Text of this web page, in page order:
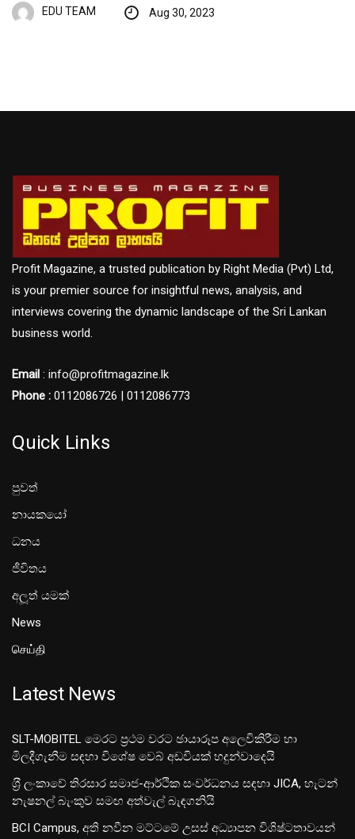
EDU TEAM Aug 30, 2023
Profit Magazine, a trusted publication by Right Media (Pvt) Ltd,
is your premier source for insightful news, analysis, and
interviews covering the dynamic landscape of the Sri Lankan
business world.
Email : info@profitmagazine.lk
Phone : 0112086726 | 0112086773
Quick Links
පුවත්
නායකයෝ
ධනය
ජීවිතය
අලූත් යමක්
News
செய்தி
Latest News
SLT-MOBITEL මෙරට ප්‍රථම වරට ඡායාරූප අලෙවිකිරීම හා
මිලදීගැනීම සඳහා විශේෂ වෙබ් අඩවියක් හදුන්වාදෙයි
ශ‍්‍රී ලංකාවේ තිරසාර සමාජ-ආර්ථික සංවර්ධනය සඳහා JICA, හැටන්
නැෂනල් බැංකුව සමඟ අත්වැල් බැඳගනියි
BCI Campus, අති නවීන මට්ටමේ උසස් අධ්‍යාපන විශිෂ්ටතාවයන්